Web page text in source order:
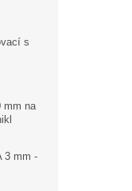
s
mm na
3 mm -